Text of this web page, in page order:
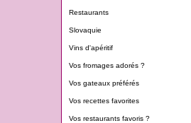
Restaurants
Slovaquie
Vins d'apéritif
Vos fromages adorés ?
Vos gateaux préférés
Vos recettes favorites
Vos restaurants favoris ?